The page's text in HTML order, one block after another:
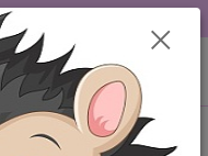
SKLADEM.....
Menu
za 0,00 Kč